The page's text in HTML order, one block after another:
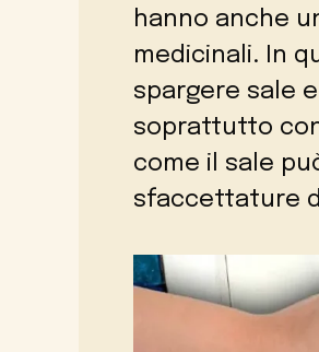
hanno anche
medicinali. In
spargere sale
soprattutto
come il sale
sfaccettature